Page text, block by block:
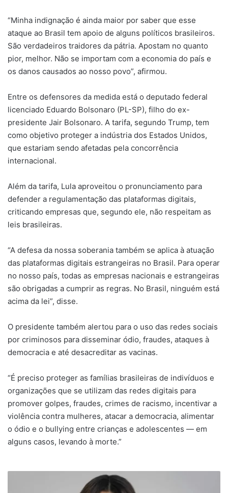
“Minha indignação é ainda maior por saber que esse
ataque ao Brasil tem apoio de alguns políticos brasileiros.
São verdadeiros traidores da pátria. Apostam no quanto
pior, melhor. Não se importam com a economia do país e
os danos causados ao nosso povo”, afirmou.
Entre os defensores da medida está o deputado federal
licenciado Eduardo Bolsonaro (PL-SP), filho do ex-
presidente Jair Bolsonaro. A tarifa, segundo Trump, tem
como objetivo proteger a indústria dos Estados Unidos,
que estariam sendo afetadas pela concorrência
internacional.
Além da tarifa, Lula aproveitou o pronunciamento para
defender a regulamentação das plataformas digitais,
criticando empresas que, segundo ele, não respeitam as
leis brasileiras.
“A defesa da nossa soberania também se aplica à atuação
das plataformas digitais estrangeiras no Brasil. Para operar
no nosso país, todas as empresas nacionais e estrangeiras
são obrigadas a cumprir as regras. No Brasil, ninguém está
acima da lei”, disse.
O presidente também alertou para o uso das redes sociais
por criminosos para disseminar ódio, fraudes, ataques à
democracia e até desacreditar as vacinas.
“É preciso proteger as famílias brasileiras de indivíduos e
organizações que se utilizam das redes digitais para
promover golpes, fraudes, crimes de racismo, incentivar a
violência contra mulheres, atacar a democracia, alimentar
o ódio e o bullying entre crianças e adolescentes — em
alguns casos, levando à morte.”